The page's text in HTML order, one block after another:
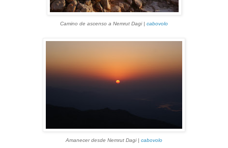
Camino de ascenso a Nemrut Dagi | cabovolo
Amanecer desde Nemrut Dagi | cabovolo